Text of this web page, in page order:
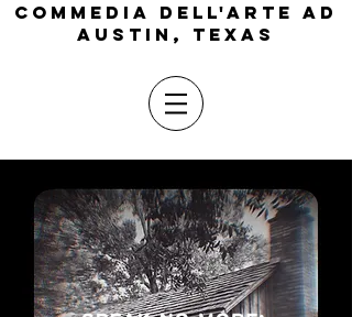
COMMEDIA DELL'ARTE AD
AUSTIN, TEXAS